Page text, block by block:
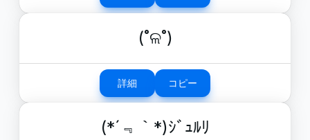
(˚ଳ˚)
詳細 コピー
(*´﹃｀*)ｼﾞｭﾙﾘ